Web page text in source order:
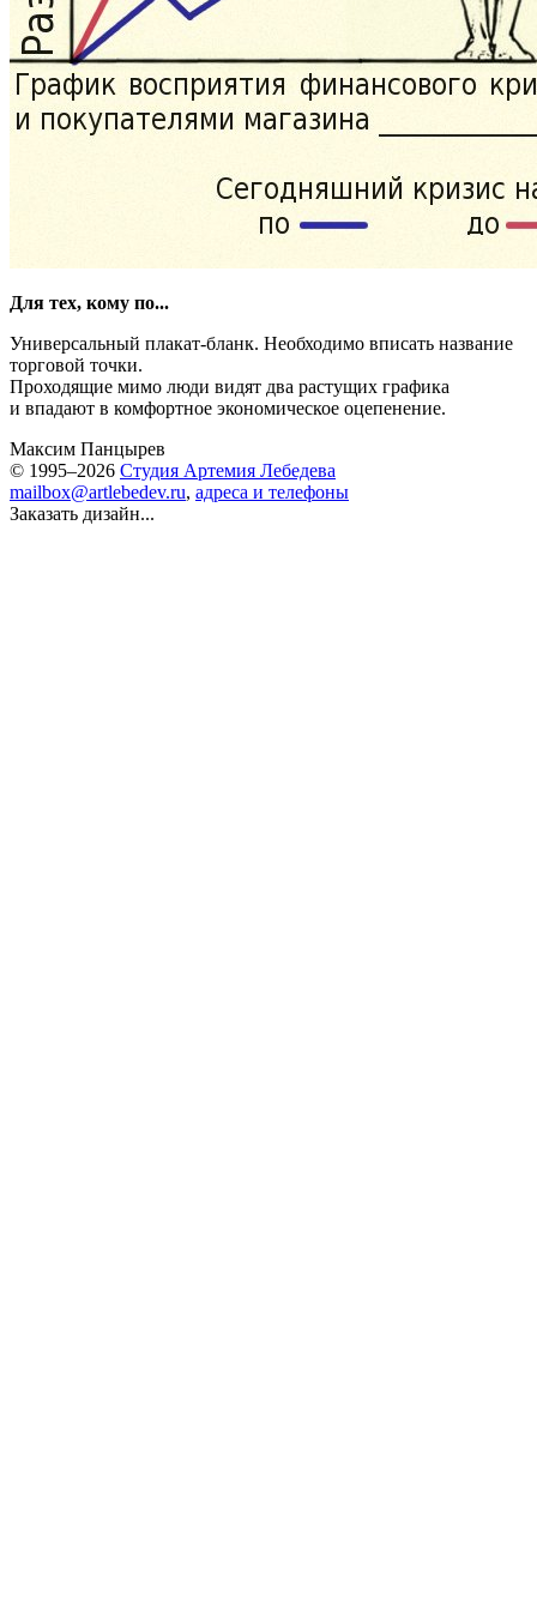
Для тех, кому по...
Универсальный плакат-бланк. Необходимо вписать название
торговой точки.
Проходящие мимо люди видят два растущих графика
и впадают в комфортное экономическое оцепенение.
Максим Панцырев
© 1995–2026 Студия Артемия Лебедева
mailbox@artlebedev.ru, адреса и телефоны
Заказать дизайн...